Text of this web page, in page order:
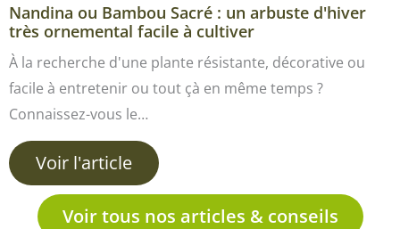
Nandina ou Bambou Sacré : un arbuste d'hiver
très ornemental facile à cultiver
À la recherche d'une plante résistante, décorative ou
facile à entretenir ou tout çà en même temps ?
Connaissez-vous le…
Voir l'article
Voir tous nos articles & conseils